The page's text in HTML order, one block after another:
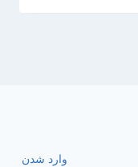
وارد شدن